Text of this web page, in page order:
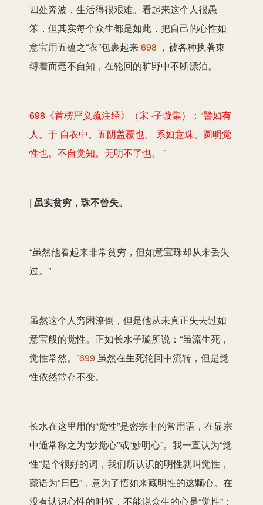
四处奔波，生活得很艰难。看起来这个人很愚
笨，但其实每个众生都是如此，把自己的心性如
意宝用五蕴之“衣”包裹起来698 ，被各种执著束
缚着而毫不自知，在轮回的旷野中不断漂泊。
698《首楞严义疏注经》（宋 ·子璇集）：“譬如有
人。于 自衣中。五阴盖覆也。 系如意珠。圆明觉
性也。不自觉知。无明不了也。 ”
| 虽实贫穷，珠不曾失。
“虽然他看起来非常贫穷，但如意宝珠却从未丢失
过。”
虽然这个人穷困潦倒，但是他从未真正失去过如
意宝般的觉性。正如长水子璇所说：“虽流生死，
觉性常然。”699 虽然在生死轮回中流转，但是觉
性依然常存不变。
长水在这里用的“觉性”是密宗中的常用语，在显宗
中通常称之为“妙觉心”或“妙明心”。我一直认为“觉
性”是个很好的词，我们所认识的明性就叫觉性，
藏语为“日巴”，意为了悟如来藏明性的这颗心。在
没有认识心性的时候，不能说众生的心是“觉性”；